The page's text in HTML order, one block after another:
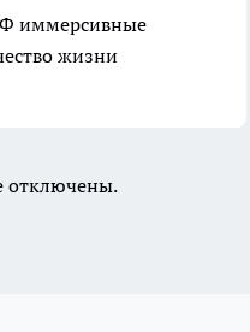
иммерсивные
жизни
отключены.